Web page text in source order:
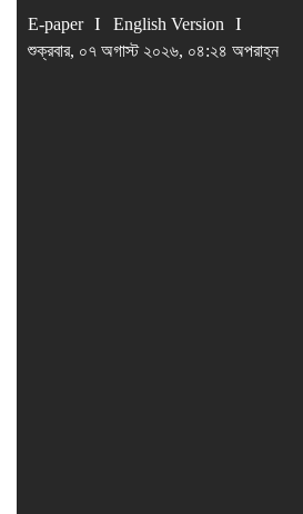
E-paper
English Version
শুক্রবার, ০৭ অগাস্ট ২০২৬, ০৪:২৪ অপরাহ্ন